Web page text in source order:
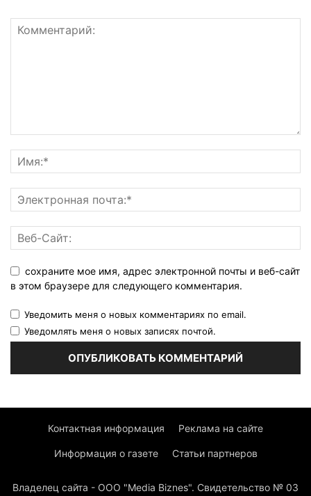
сохраните мое имя, адрес электронной почты и веб-сайт
в этом браузере для следующего комментария.
Уведомить меня о новых комментариях по email.
Уведомлять меня о новых записях почтой.
Контактная информация Реклама на сайте
Информация о газете Статьи партнеров
Владелец сайта - ООО "Media Biznes". Свидетельство № 03